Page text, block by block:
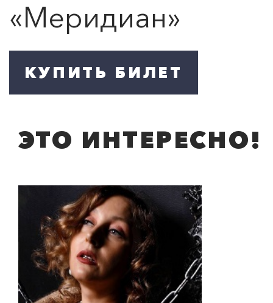
«Меридиан»
КУПИТЬ БИЛЕТ
ЭТО ИНТЕРЕСНО!